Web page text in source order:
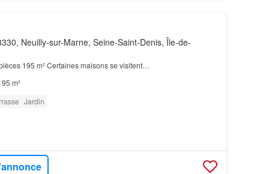
Neuilly-sur-Marne, Seine-Saint-Denis, Île-de-
195 m² Certaines maisons se visitent…
m²
Jardin